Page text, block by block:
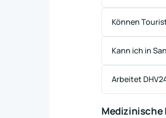
Können
Kann ich in
Arbeitet